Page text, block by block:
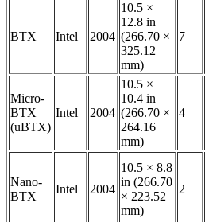
BTX Intel 2004
10.5 ×
12.8 in
(266.70 ×
325.12
mm)
7
Micro-
BTX
(uBTX)
Intel 2004
10.5 ×
10.4 in
(266.70 ×
264.16
mm)
4
Nano-
BTX
Intel 2004
10.5 × 8.8
in (266.70
× 223.52
mm)
2